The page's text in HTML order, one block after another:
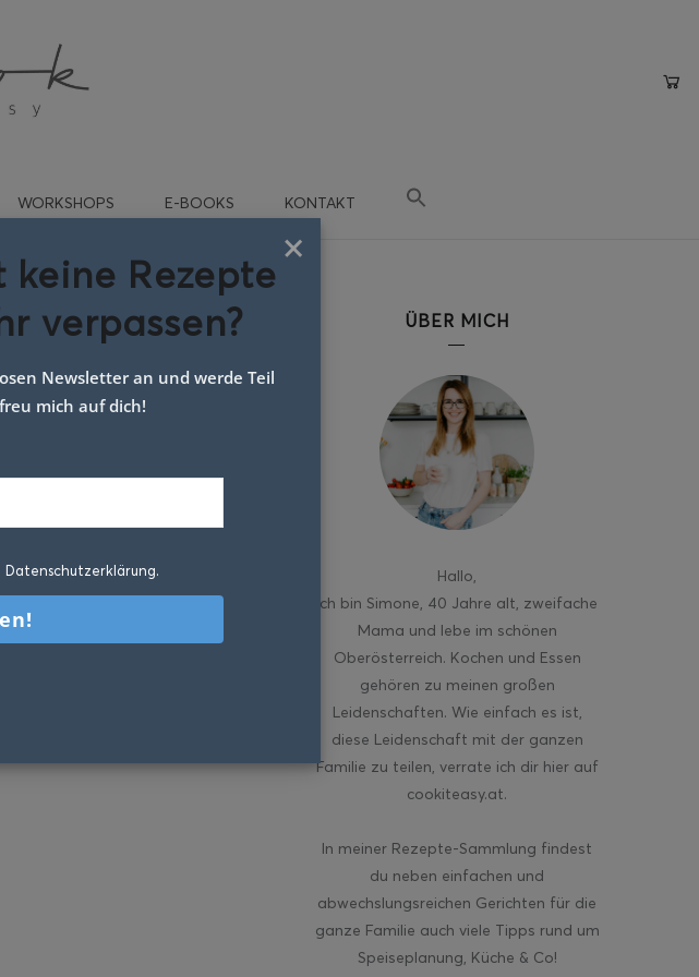
WORKSHOPS E-BOOKS KONTAKT
ÜBER MICH
Hallo
ich bin Simone, 40 Jahre alt, zweifache
Mama und lebe im schönen
Oberösterreich. Kochen und Essen
gehören zu meinen großen
Leidenschaften. Wie einfach es ist,
diese Leidenschaft mit der ganzen
Familie zu teilen, verrate ich dir hier auf
cookiteasy.at.
In meiner Rezepte-Sammlung findest
du neben einfachen und
abwechslungsreichen Gerichten für die
ganze Familie auch viele Tipps rund um
Speiseplanung, Küche & Co!
×
Rezepte
verpassen?
Newsletter an und werde Teil
mich auf dich!